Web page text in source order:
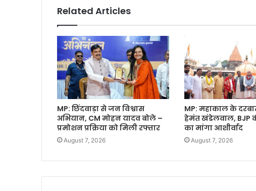
Related Articles
MP: छिंदवाड़ा से जन विश्वास
अभियान, CM मोहन यादव बोले –
प्रमोशन प्रक्रिया को मिली रफ्तार
August 7, 2026
MP: महाकाल के
हेमंत खंडेलवाल, BJP
का मांगा आशीर्वाद
August 7, 2026